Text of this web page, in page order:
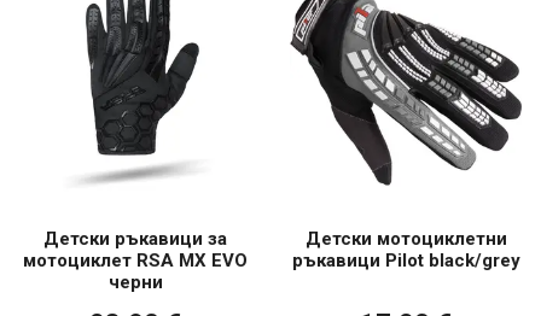
Детски ръкавици за
мотоциклет RSA MX EVO
черни
Детски мотоциклетни
ръкавици Pilot black/grey